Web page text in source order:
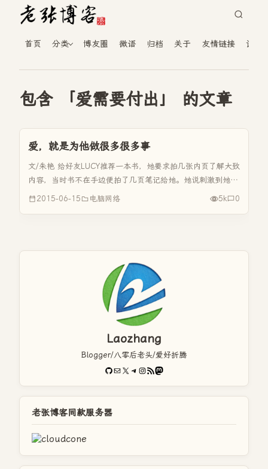
首页 分类 博友圈 微语 归档 关于 友情链接 读者
包含 「爱需要付出」 的文章
爱，就是为他做很多很多事
文/朱艳 给好友LUCY推荐一本书，她要求拍几张内页了解大致
内容，当时书不在手边便拍了几页笔记给她。她说刺激到她
了，说我很用心要向我学习。 其实记录笔记，根本没觉得这
2015-06-15 电脑网络 5k 0
Laozhang
Blogger/八零后老头/爱好折腾
GitHub
电子邮件X Telegram
Instagram
RSS FeedMastodon
老张博客同款服务器